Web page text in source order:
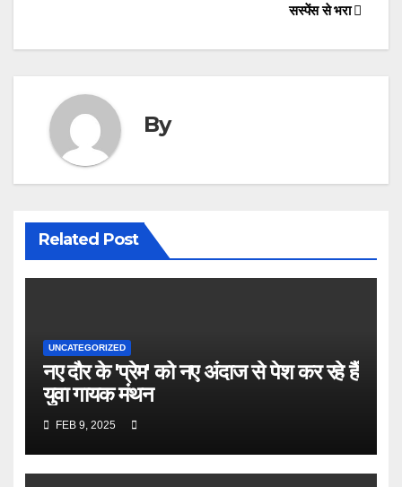
सस्पेंस से भरा
By
Related Post
UNCATEGORIZED
नए दौर के 'प्रेम' को नए अंदाज से पेश कर रहे हैं
युवा गायक मंथन
FEB 9, 2025